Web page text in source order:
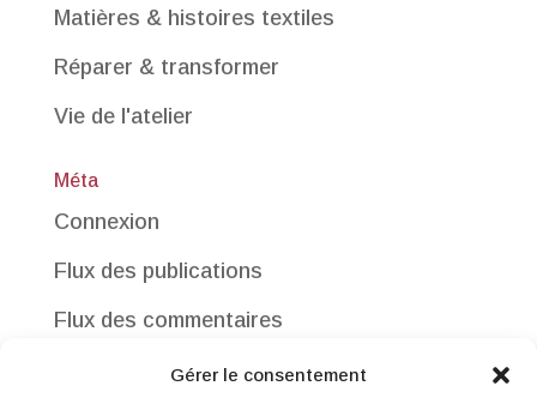
Gérer le consentement
Matières & histoires textiles
Réparer & transformer
Vie de l'atelier
Méta
Connexion
Flux des publications
Flux des commentaires
Site de WordPress-FR